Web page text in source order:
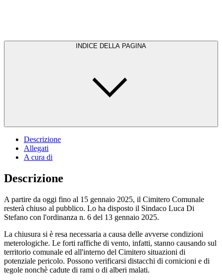
INDICE DELLA PAGINA
Descrizione
Allegati
A cura di
Descrizione
A partire da oggi fino al 15 gennaio 2025, il Cimitero Comunale
resterà chiuso al pubblico. Lo ha disposto il Sindaco Luca Di
Stefano con l'ordinanza n. 6 del 13 gennaio 2025.
La chiusura si è resa necessaria a causa delle avverse condizioni
meterologiche. Le forti raffiche di vento, infatti, stanno causando sul
territorio comunale ed all'interno del Cimitero situazioni di
potenziale pericolo. Possono verificarsi distacchi di cornicioni e di
tegole nonchè cadute di rami o di alberi malati.